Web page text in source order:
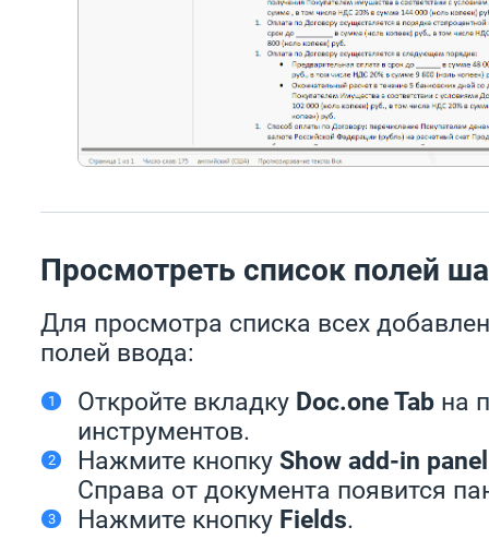
Просмотреть список полей
Для просмотра списка всех
полей ввода:
Откройте вкладку Doc.one Tab на
инструментов.
Нажмите кнопку Show add-in panel
Справа от документа появится
Нажмите кнопку Fields.